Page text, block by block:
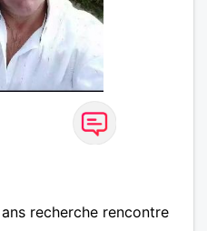
recherche rencontre